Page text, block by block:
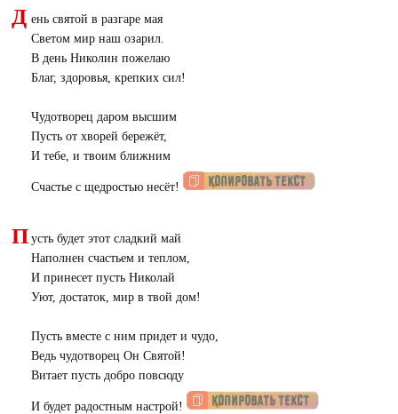
Д ень святой в разгаре мая
Светом мир наш озарил.
В день Николин пожелаю
Благ, здоровья, крепких сил!
Чудотворец даром высшим
Пусть от хворей бережёт,
И тебе, и твоим ближним
Счастье с щедростью несёт!
П усть будет этот сладкий май
Наполнен счастьем и теплом,
И принесет пусть Николай
Уют, достаток, мир в твой дом!
Пусть вместе с ним придет и чудо,
Ведь чудотворец Он Святой!
Витает пусть добро повсюду
И будет радостным настрой!